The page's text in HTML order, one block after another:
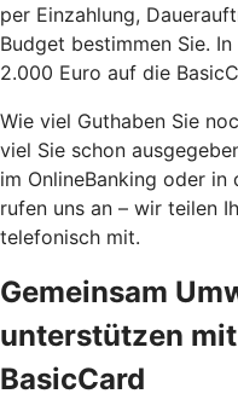
per Einzahlung,
Budget bestimmen Sie.
2.000 Euro auf die
Wie viel Guthaben Sie
viel Sie schon
im OnlineBanking oder in
rufen uns an – wir teilen
telefonisch mit.
Gemeinsam
unterstützen
BasicCard